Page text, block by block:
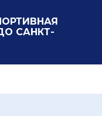
САНКТ-